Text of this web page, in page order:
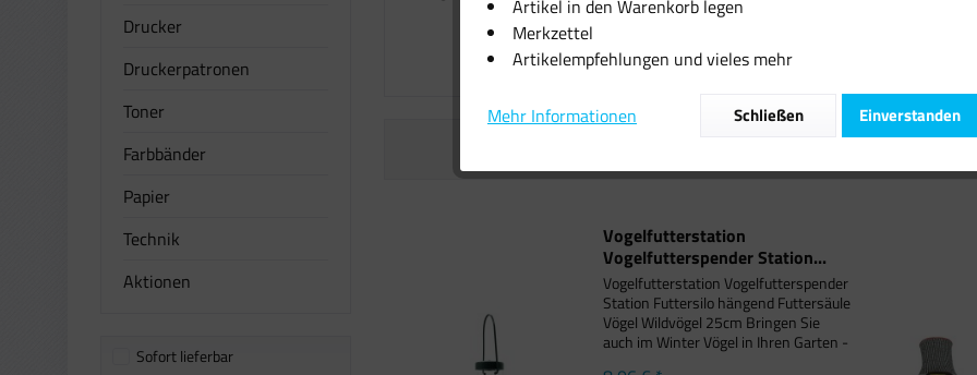
Drucker
Druckerpatronen
Toner
Farbbänder
Papier
Technik
Aktionen
Sofort lieferbar
8,06 € *
Vogelfutterstation
Vogelfutterspender Station...
Vogelfutterstation Vogelfutterspender
Station Futtersilo hängend Futtersäule
Vögel Wildvögel 25cm Bringen Sie
auch im Winter Vögel in Ihren Garten -
Artikel in den Warenkorb legen
Merkzettel
Artikelempfehlungen und vieles mehr
Mehr Informationen Einverstanden
Schließen